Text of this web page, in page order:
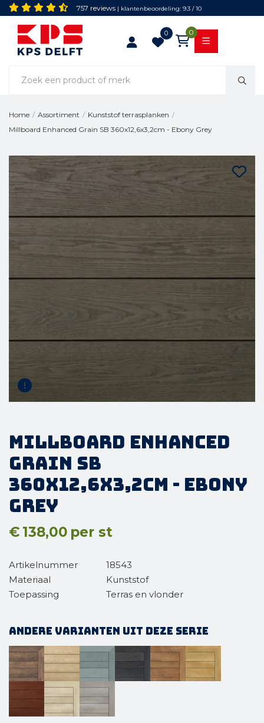
757 reviews | klantenbeoordeling: 9.3 / 10
0 0
Home / Assortiment / Kunststof terrasplanken /
Millboard Enhanced Grain SB 360x12,6x3,2cm - Ebony Grey
Millboard Enhanced
Grain SB
360x12,6x3,2cm - Ebony
Grey
€ 138,00 per st
Artikelnummer
18543
Materiaal
Kunststof
Toepassing
Terras en vlonder
Andere varianten uit deze serie